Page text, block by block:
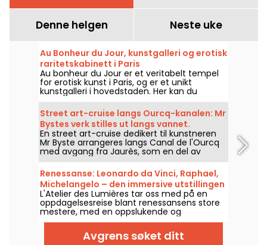
Denne helgen Neste uke
Au Bonheur du Jour, kunstgalleri og erotisk
raritetskabinett i Paris
Au bonheur du Jour er et veritabelt tempel
for erotisk kunst i Paris, og er et unikt
kunstgalleri i hovedstaden. Her kan du
oppdage verk som fremhever skjønnheten i
den mannlige og kvinnelige kroppen
gjennom visjonene til kunstnere fra 1800- og
1900-tallet, i tillegg til noen mer moderne
klumper.
Street art-cruise langs Ourcq-kanalen: Mr
Bystes verk stilles ut langs vannet.
En street art-cruise dedikert til kunstneren
Mr Byste arrangeres langs Canal de l'Ourcq
med avgang fra Jaurès, som en del av
Canal-sommeren, lørdag 8. august 2026. På
programmet: en utstilling om bord, en
guidet omvisning blant veggmaleriene som
kan ses fra vannet, og en fascinerende
utforsking av universet bak kunstnerens
sjablonger.
Renessanse: Leonardo da Vinci, Raphael,
Michelangelo – den immersive utstillingen
avsløres på Atelier des Lumières
L'Atelier des Lumières tar oss med på en
oppdagelsesreise blant renessansens store
mestere, med en oppslukende og
pedagogisk utstilling som kan oppleves fra
13. mars til 2. juli 2026, og på enkelte dager i
sommerferien.Avgrens søket ditt